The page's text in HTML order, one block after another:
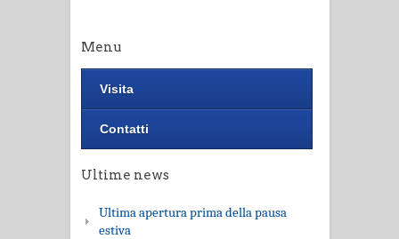
Menu
Visita
Contatti
Ultime news
Ultima apertura prima della pausa
estiva